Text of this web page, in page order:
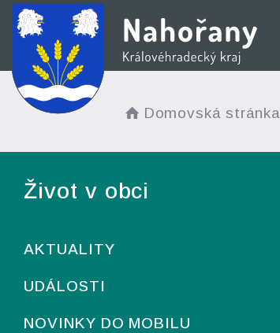
Domovská stránka
Život v obci
AKTUALITY
UDÁLOSTI
NOVINKY DO MOBILU